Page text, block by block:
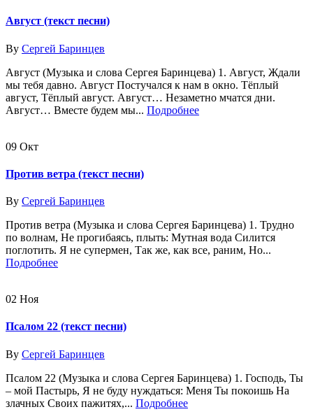
Август (текст песни)
By Сергей Баринцев
Август (Музыка и слова Сергея Баринцева) 1. Август, Ждали
мы тебя давно. Август Постучался к нам в окно. Тёплый
август, Тёплый август. Август… Незаметно мчатся дни.
Август… Вместе будем мы... Подробнее
09 Окт
Против ветра (текст песни)
By Сергей Баринцев
Против ветра (Музыка и слова Сергея Баринцева) 1. Трудно
по волнам, Не прогибаясь, плыть: Мутная вода Силится
поглотить. Я не супермен, Так же, как все, раним, Но...
Подробнее
02 Ноя
Псалом 22 (текст песни)
By Сергей Баринцев
Псалом 22 (Музыка и слова Сергея Баринцева) 1. Господь, Ты
– мой Пастырь, Я не буду нуждаться: Меня Ты покоишь На
злачных Своих пажитях,... Подробнее